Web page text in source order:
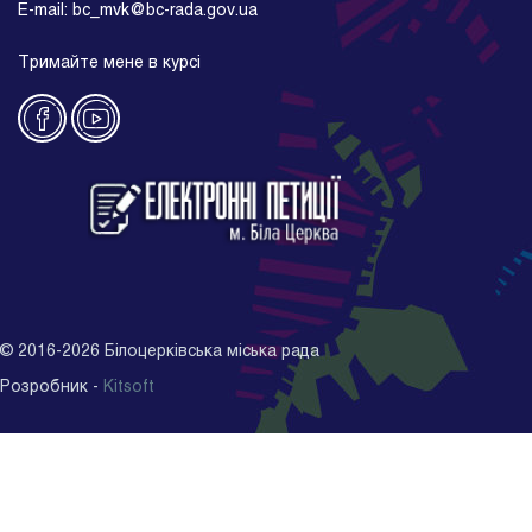
E-mail: bc_mvk@bc-rada.gov.ua
Тримайте мене в курсі
© 2016-2026 Білоцерківська міська рада
Розробник - Kitsoft